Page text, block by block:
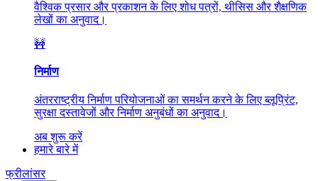
वैश्विक प्रसार और प्रकाशन के लिए शोध पत्रों, थीसिस और शैक्षणिक
लेखों का अनुवाद।
🚧
निर्माण
अंतरराष्ट्रीय निर्माण परियोजनाओं का समर्थन करने के लिए ब्लूप्रिंट,
सुरक्षा दस्तावेजों और निर्माण अनुबंधों का अनुवाद।
अब शुरू करें
हमारे बारे में
फ्रीलांसर